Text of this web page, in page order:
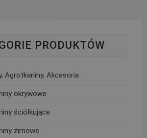
PRODUKTÓW
Agrotkaniny, Akcesoria
okrywowe
ściółkujące
zimowe